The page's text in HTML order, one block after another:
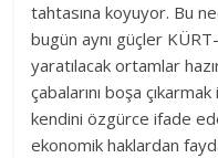
tahtasına koyuyor. Bu
bugün aynı güçler
yaratılacak ortamlar
çabalarını boşa
kendini özgürce ifade
ekonomik haklardan